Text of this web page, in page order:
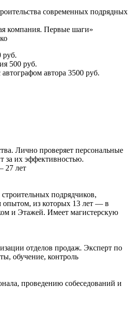
современных подрядных
компания. Первые шаги»
руб.
500 руб.
автора 3500 руб.
Лично проверяет персональные
за их эффективностью.
27 лет
подрядчиков,
опытом, из которых 13 лет — в
и Этажей. Имеет магистерскую
отделов продаж. Эксперт по
обучение, контроль
проведению собеседований и